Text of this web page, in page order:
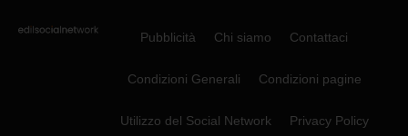
Pubblicità Chi siamo Contattaci
Condizioni Generali Condizioni pagine
Utilizzo del Social Network Privacy Policy